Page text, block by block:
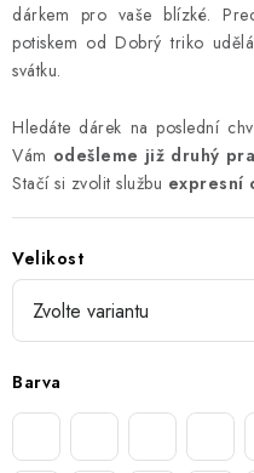
dárkem pro vaše blízké.
potiskem od Dobrý triko
svátku.
Hledáte dárek na poslední
Vám odešleme již druhý
Stačí si zvolit službu expresní
Velikost
Barva